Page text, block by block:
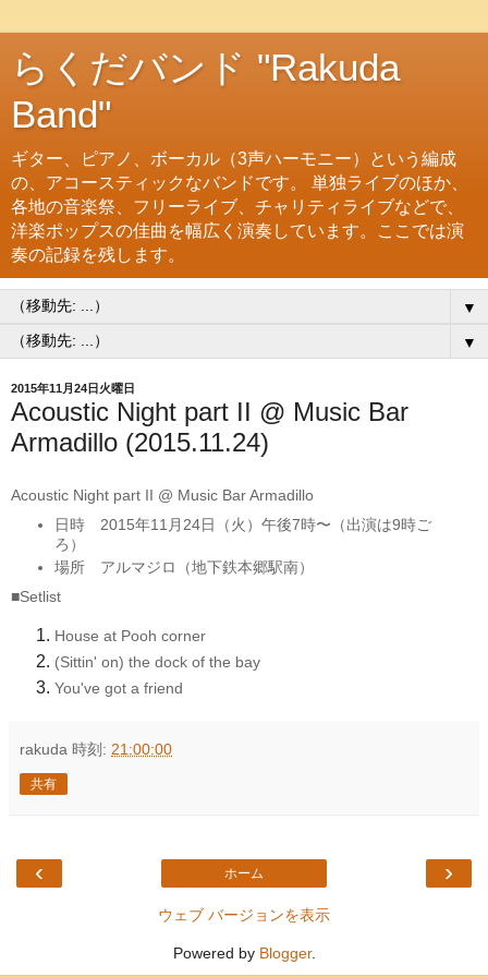
らくだバンド "Rakuda
Band"
ギター、ピアノ、ボーカル（3声ハーモニー）という編成
の、アコースティックなバンドです。 単独ライブのほか、
各地の音楽祭、フリーライブ、チャリティライブなどで、
洋楽ポップスの佳曲を幅広く演奏しています。ここでは演
奏の記録を残します。
▼
▼
2015年11月24日火曜日
Acoustic Night part II @ Music Bar
Armadillo (2015.11.24)
Acoustic Night part II @ Music Bar Armadillo
日時 201 5年11月 24日（火 ）午後7時〜（出演は9時ご
ろ）
場所 アルマジロ （地下鉄本郷駅南）
■Setlist
House at Pooh corner
(Sittin' on) the dock of the bay
You've got a friend
rakuda 時刻: 21:00:00
共有
‹ ›
ホーム
ウェブ バージョンを表示
Powered by Blogger.